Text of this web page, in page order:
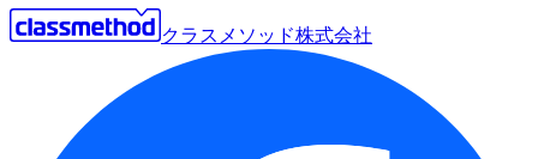
クラスメソッド株式会社